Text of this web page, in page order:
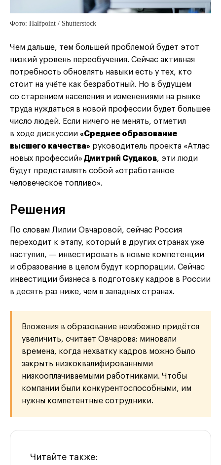
Фото: Halfpoint / Shutterstock
Чем дальше, тем большей проблемой будет этот
низкий уровень переобучения. Сейчас активная
потребность обновлять навыки есть у тех, кто
стоит на учёте как безработный. Но в будущем
со старением населения и изменениями на рынке
труда нуждаться в новой профессии будет большее
число людей. Если ничего не менять, отметил
в ходе дискуссии «Среднее образование
высшего качества» руководитель проекта «Атлас
новых профессий» Дмитрий Судаков, эти люди
будут представлять собой «отработанное
человеческое топливо».
Решения
По словам Лилии Овчаровой, сейчас Россия
переходит к этапу, который в других странах уже
наступил, — инвестировать в новые компетенции
и образование в целом будут корпорации. Сейчас
инвестиции бизнеса в подготовку кадров в России
в десять раз ниже, чем в западных странах.
Вложения в образование неизбежно придётся
увеличить, считает Овчарова: миновали
времена, когда нехватку кадров можно было
закрыть низкоквалифированными
низкооплачиваемыми работниками. Чтобы
компании были конкурентоспособными, им
нужны компетентные сотрудники.
Читайте также: